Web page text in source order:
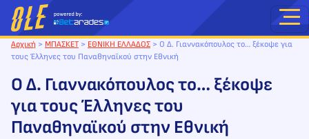
Μετάβαση
στο
περιεχόμενο
Αρχική > ΜΠΑΣΚΕΤ > ΕΘΝΙΚΗ ΕΛΛΑΔΟΣ > Ο Δ. Γιαννακόπουλος το… ξέκοψε για
τους Έλληνες του Παναθηναϊκού στην Εθνική
Ο Δ. Γιαννακόπουλος το… ξέκοψε
για τους Έλληνες του
Παναθηναϊκού στην Εθνική